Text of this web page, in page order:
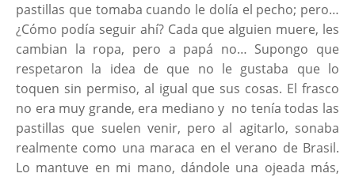
pastillas que tomaba cuando le dolía el pecho; pero…
¿Cómo podía seguir ahí? Cada que alguien muere, les
cambian la ropa, pero a papá no… Supongo que
respetaron la idea de que no le gustaba que lo
toquen sin permiso, al igual que sus cosas. El frasco
no era muy grande, era mediano y no tenía todas las
pastillas que suelen venir, pero al agitarlo, sonaba
realmente como una maraca en el verano de Brasil.
Lo mantuve en mi mano, dándole una ojeada más,